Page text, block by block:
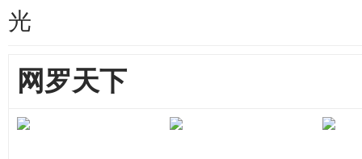
光
网罗天下